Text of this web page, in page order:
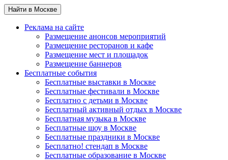
Найти в Москве
Реклама на сайте
Размещение анонсов мероприятий
Размещение ресторанов и кафе
Размещение мест и площадок
Размещение баннеров
Бесплатные события
Бесплатные выставки в Москве
Бесплатные фестивали в Москве
Бесплатно с детьми в Москве
Бесплатный активный отдых в Москве
Бесплатная музыка в Москве
Бесплатные шоу в Москве
Бесплатные праздники в Москве
Бесплатно! стендап в Москве
Бесплатные образование в Москве